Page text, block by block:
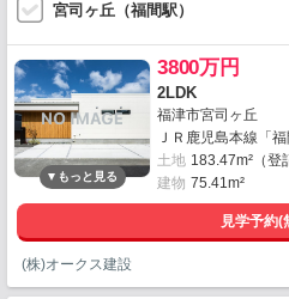
宮司ヶ丘（福間駅）
3800万円
2LDK
福津市宮司ヶ丘
ＪＲ鹿児島本線「
土地 183.47m²（登
建物 75.41m²
見学予約(
(株)オークス建設